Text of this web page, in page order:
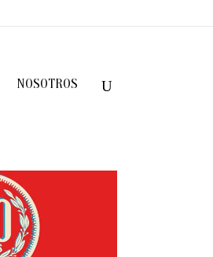
NOSOTROS